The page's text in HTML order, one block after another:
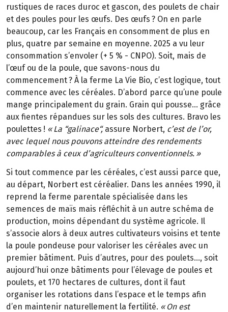
rustiques de races duroc et gascon, des poulets de chair
et des poules pour les œufs. Des œufs ? On en parle
beaucoup, car les Français en consomment de plus en
plus, quatre par semaine en moyenne. 2025 a vu leur
consommation s’envoler (+ 5 % - CNPO). Soit, mais de
l’œuf ou de la poule, que savons-nous du
commencement? À la ferme La Vie Bio, c’est logique, tout
commence avec les céréales. D’abord parce qu’une poule
mange principalement du grain. Grain qui pousse… grâce
aux fientes répandues sur les sols des cultures. Bravo les
poulettes ! « La “galinace“,assure Norbert, c’est de l’or,
avec lequel nous pouvons atteindre des rendements
comparables à ceux d’agriculteurs conventionnels. »
Si tout commence par les céréales, c’est aussi parce que,
au départ, Norbert est céréalier. Dans les années 1990, il
reprend la ferme parentale spécialisée dans les
semences de maïs mais réfléchit à un autre schéma de
production, moins dépendant du système agricole. Il
s’associe alors à deux autres cultivateurs voisins et tente
la poule pondeuse pour valoriser les céréales avec un
premier bâtiment. Puis d’autres, pour des poulets…, soit
aujourd’hui onze bâtiments pour l’élevage de poules et
poulets, et 170 hectares de cultures, dont il faut
organiser les rotations dans l’espace et le temps afin
d’en maintenir naturellement la fertilité. « On est